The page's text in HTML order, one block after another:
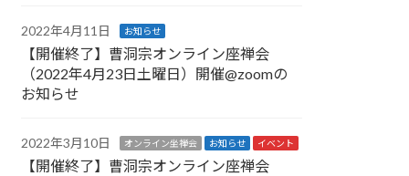
2022年4月11日 お知らせ
【開催終了】曹洞宗オンライン座禅会
（2022年4月23日土曜日）開催@zoomの
お知らせ
2022年3月10日 オンライン坐禅会 お知らせ イベント
【開催終了】曹洞宗オンライン座禅会